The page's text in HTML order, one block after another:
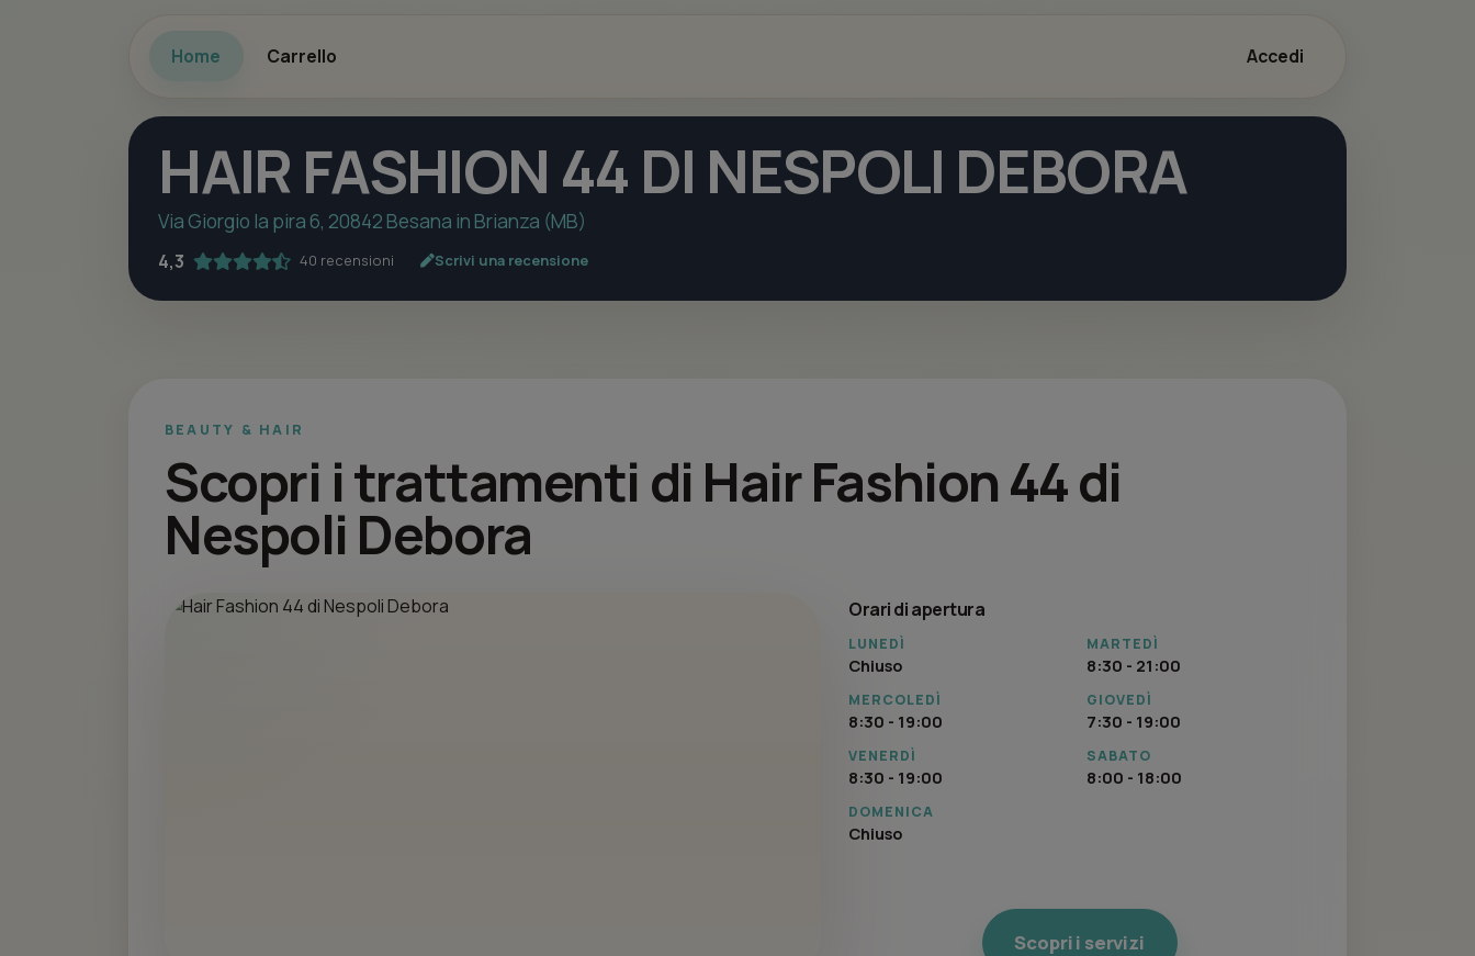
Home Carrello Accedi
HAIR FASHION 44 DI NESPOLI DEBORA
Via Giorgio la pira 6, 20842 Besana in Brianza (MB)
4,3 40 recensioni Scrivi una recensione
BEAUTY & HAIR
Scopri i trattamenti di Hair Fashion 44 di
Nespoli Debora
Orari di apertura
LUNEDÌ
Chiuso
MARTEDÌ
8:30 - 21:00
MERCOLEDÌ
8:30 - 19:00
GIOVEDÌ
7:30 - 19:00
VENERDÌ
8:30 - 19:00
SABATO
8:00 - 18:00
DOMENICA
Chiuso
Scopri i servizi